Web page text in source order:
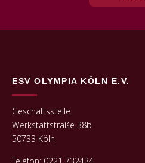
ESV OLYMPIA KÖLN E.V.
Geschäftsstelle:
Werkstattstraße 38b
50733 Köln